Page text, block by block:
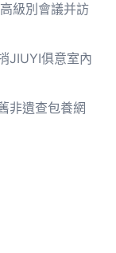
級別會議并訪
JIUYI俱意室內
非遺查包養網